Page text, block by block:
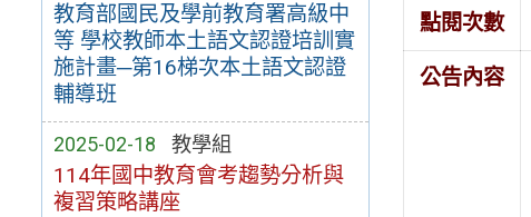
教育部國民及學前教育署高級中
等 學校教師本土語文認證培訓實
施計畫─第16梯次本土語文認證
輔導班
2025-02-18 教學組
114年國中教育會考趨勢分析與
複習策略講座
點閱次數
公告內容